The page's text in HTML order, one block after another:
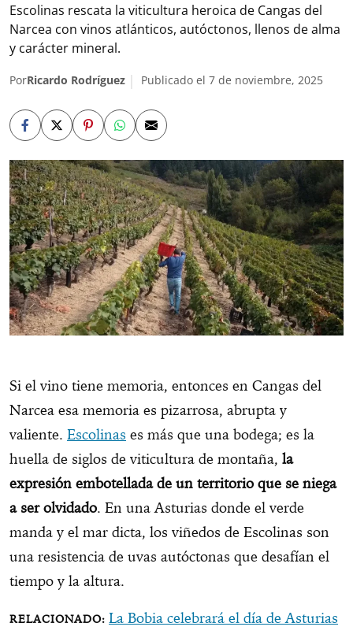
Escolinas rescata la viticultura heroica de Cangas del
Narcea con vinos atlánticos, autóctonos, llenos de alma
y carácter mineral.
PorRicardo Rodríguez Publicado el 7 de noviembre, 2025
Si el vino tiene memoria, entonces en Cangas del
Narcea esa memoria es pizarrosa, abrupta y
valiente. Escolinas es más que una bodega; es la
huella de siglos de viticultura de montaña, la
expresión embotellada de un territorio que se niega
a ser olvidado. En una Asturias donde el verde
manda y el mar dicta, los viñedos de Escolinas son
una resistencia de uvas autóctonas que desafían el
tiempo y la altura.
La Bobia celebrará el día de Asturias